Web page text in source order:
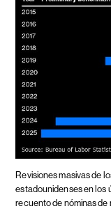
Revisiones masivas de
estadounidenses en los
recuento de nóminas de